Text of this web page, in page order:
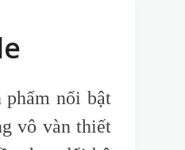
phẩm nổi bật
vô vàn thiết